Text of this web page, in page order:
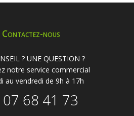
Contactez-nous
? UNE QUESTION ?
notre service commercial
au vendredi de 9h à 17h
68 41 73